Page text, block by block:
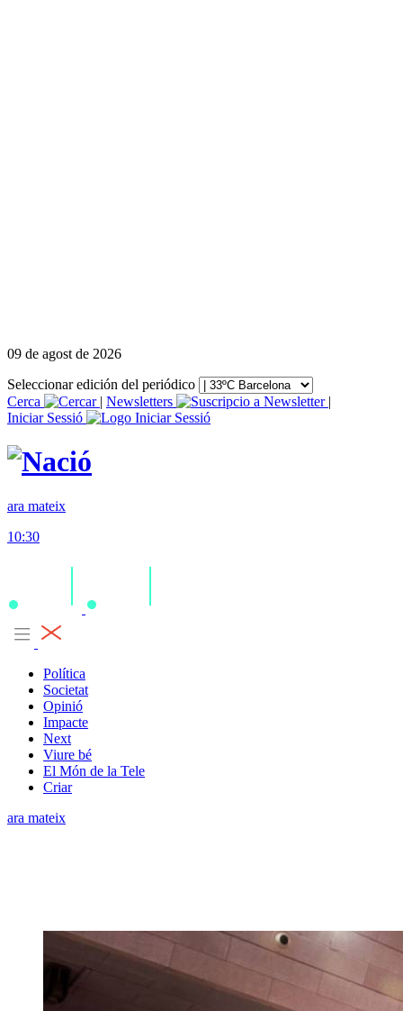
09 de agost de 2026
Seleccionar edición del periódico
Cerca
| Newsletters
|
Iniciar Sessió
ara mateix
10:30
Política
Societat
Opinió
Impacte
Next
Viure bé
El Món de la Tele
Criar
ara mateix